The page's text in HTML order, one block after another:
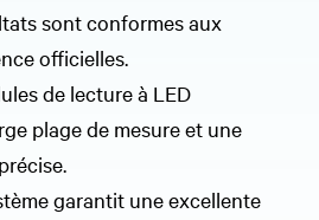
sont conformes aux
officielles.
de lecture à LED
plage de mesure et une
garantit une excellente